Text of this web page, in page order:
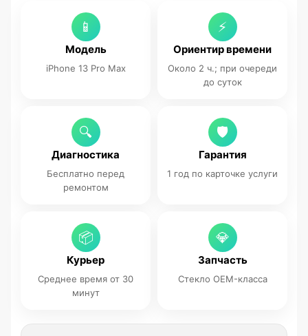
📱
Модель
iPhone 13 Pro Max
⚡
Ориентир времени
Около 2 ч.; при очереди
до суток
🔍
Диагностика
Бесплатно перед
ремонтом
🛡
Гарантия
1 год по карточке услуги
📦
Курьер
Среднее время от 30
минут
💎
Запчасть
Стекло OEM-класса